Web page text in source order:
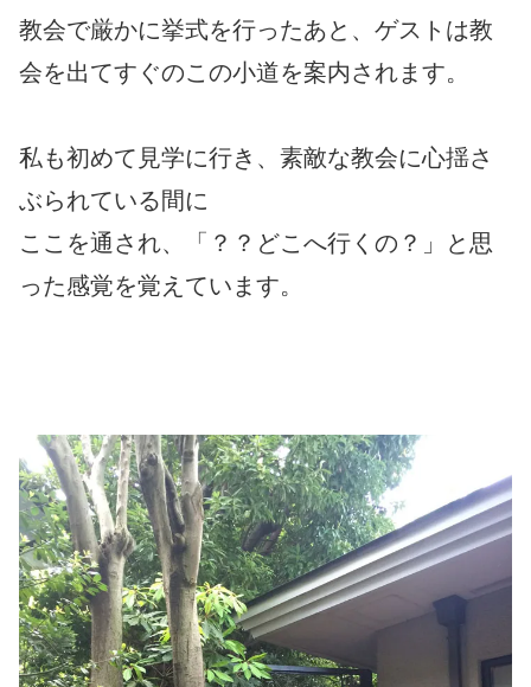
教会で厳かに挙式を行ったあと、ゲストは教
会を出てすぐのこの小道を案内されます。
私も初めて見学に行き、素敵な教会に心揺さ
ぶられている間に
ここを通され、「？？どこへ行くの？」と思
った感覚を覚えています。